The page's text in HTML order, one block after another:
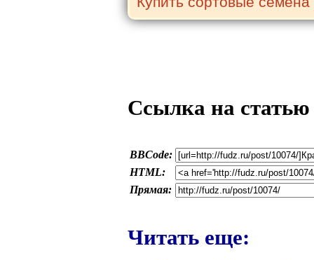
Ссылка на
BBCode:
HTML:
Прямая:
Читать еще: